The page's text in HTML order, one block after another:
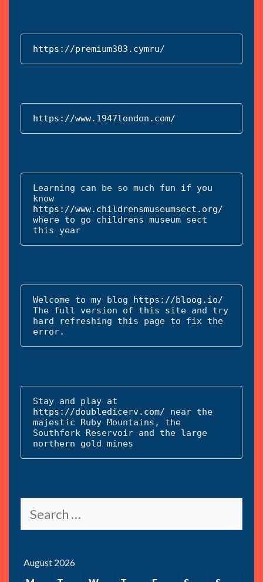
https://premium303.cymru/
https://www.1947london.com/
Learning can be so much fun if you
https://www.childrensmuseumsect.org/
where to go childrens museum sect
this year
Welcome to my blog https://bloog.io/
The full version of this site and try
hard refreshing this page to fix the
error.
https://doubledicerv.com/ near the
majestic Ruby Mountains, the
Southfork Reservoir and the large
northern gold mines
for:
August 2026